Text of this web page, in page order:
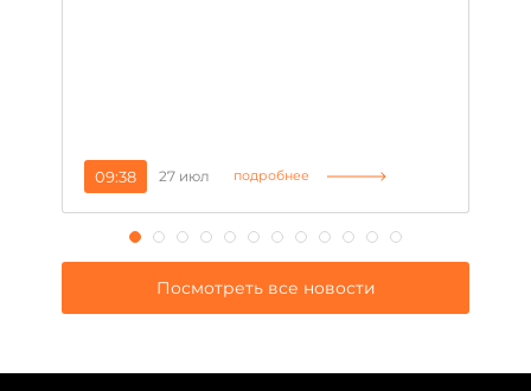
09:38 27 июл подробнее
Посмотреть все новости